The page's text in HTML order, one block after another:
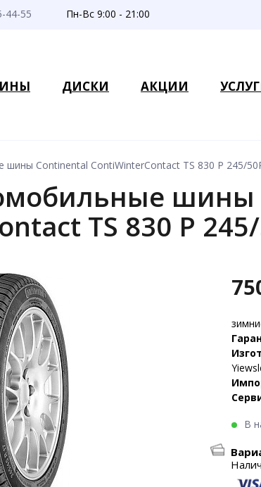
44-55 Пн-Вс 9:00 - 21:00
ДИСКИ АКЦИИ
Continental ContiWinterContact TS 830 P 245/
шины
TS 830 P
В